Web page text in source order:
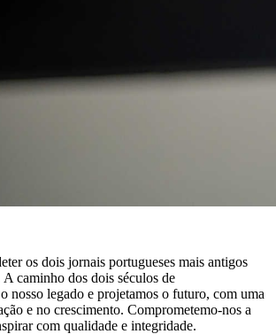
os dois jornais portugueses mais antigos
caminho dos dois séculos de
nosso legado e projetamos o futuro, com uma
e no crescimento. Comprometemo-nos a
com qualidade e integridade.